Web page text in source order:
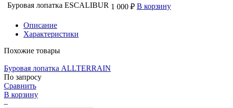
Буровая лопатка ESCALIBUR 1 000 ₽ В корзину
Описание
Характеристики
Похожие товары
Буровая лопатка ALLTERRAIN
По запросу
Сравнить
В корзину
–